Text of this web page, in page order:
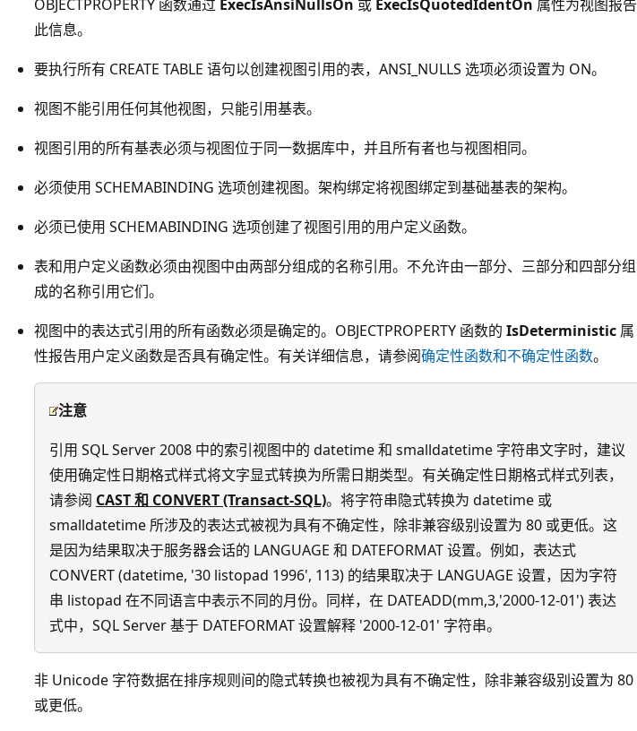
OBJECTPROPERTY 函数通过 ExecIsAnsiNullsOn 或 ExecIsQuotedIdentOn 属性为视图报告
此信息。
要执行所有 CREATE TABLE 语句以创建视图引用的表，ANSI_NULLS 选项必须设置为 ON。
视图不能引用任何其他视图，只能引用基表。
视图引用的所有基表必须与视图位于同一数据库中，并且所有者也与视图相同。
必须使用 SCHEMABINDING 选项创建视图。架构绑定将视图绑定到基础基表的架构。
必须已使用 SCHEMABINDING 选项创建了视图引用的用户定义函数。
表和用户定义函数必须由视图中由两部分组成的名称引用。不允许由一部分、三部分和四部分组
成的名称引用它们。
视图中的表达式引用的所有函数必须是确定的。OBJECTPROPERTY 函数的 IsDeterministic 属
性报告用户定义函数是否具有确定性。有关详细信息，请参阅确定性函数和不确定性函数。
注意
引用 SQL Server 2008 中的索引视图中的 datetime 和 smalldatetime 字符串文字时，建议
使用确定性日期格式样式将文字显式转换为所需日期类型。有关确定性日期格式样式列表，
请参阅 CAST 和 CONVERT (Transact-SQL)。将字符串隐式转换为 datetime 或
smalldatetime 所涉及的表达式被视为具有不确定性，除非兼容级别设置为 80 或更低。这
是因为结果取决于服务器会话的 LANGUAGE 和 DATEFORMAT 设置。例如，表达式
CONVERT (datetime, '30 listopad 1996', 113) 的结果取决于 LANGUAGE 设置，因为字符
串 listopad 在不同语言中表示不同的月份。同样，在 DATEADD(mm,3,'2000-12-01') 表达
式中，SQL Server 基于 DATEFORMAT 设置解释 '2000-12-01' 字符串。
非 Unicode 字符数据在排序规则间的隐式转换也被视为具有不确定性，除非兼容级别设置为 80
或更低。